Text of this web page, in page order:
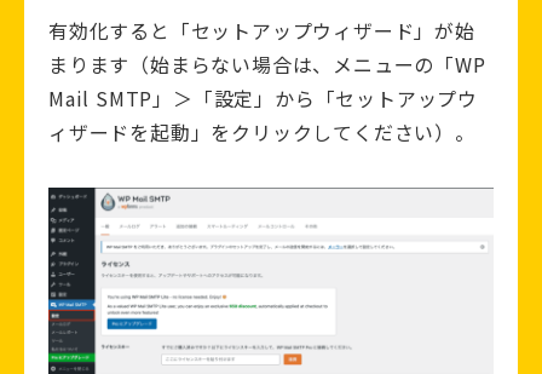
有効化すると「セットアップウィザード」が始
まります（始まらない場合は、メニューの「WP
Mail SMTP」＞「設定」から「セットアップウ
ィザードを起動」をクリックしてください）。